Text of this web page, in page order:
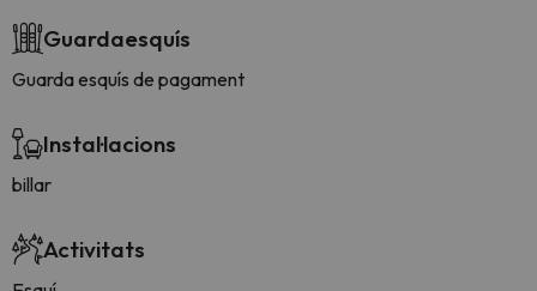
Guardaesquís
Guarda esquís de pagament
Instal·lacions
billar
Activitats